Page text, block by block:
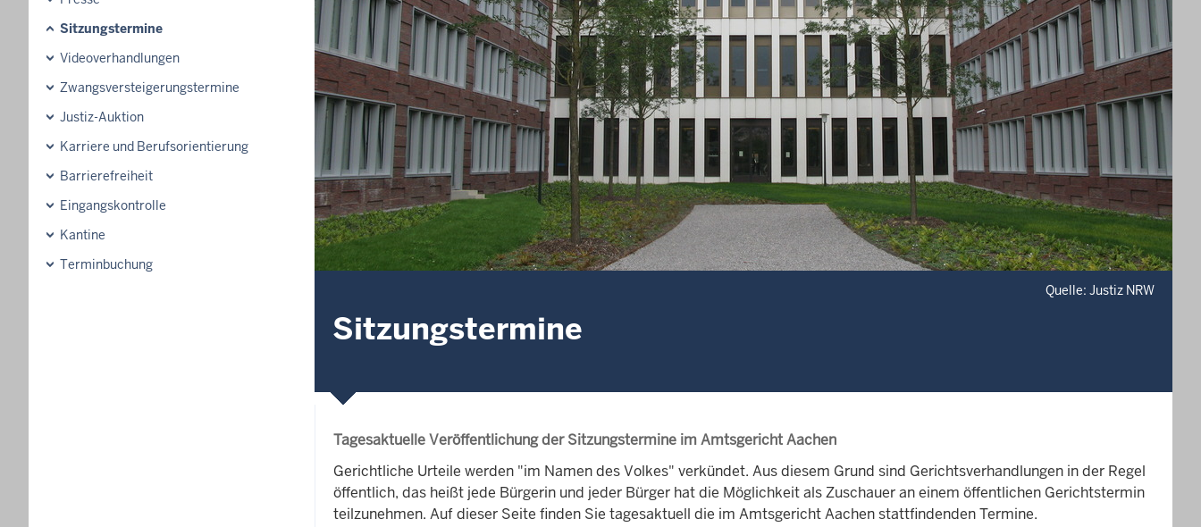
Sitzungstermine
Videoverhandlungen
Zwangsversteigerungs­termine
Justiz-Auktion
Karriere und Berufsorientierung
Barrierefreiheit
Eingangskontrolle
Kantine
Terminbuchung
Quelle: Justiz NRW
Sitzungstermine
Tagesaktuelle Veröffentlichung der Sitzungstermine im Amtsgericht Aachen
Gerichtliche Urteile werden "im Namen des Volkes" verkündet. Aus diesem Grund sind Gerichtsverhandlungen in der Regel
öffentlich, das heißt jede Bürgerin und jeder Bürger hat die Möglichkeit als Zuschauer an einem öffentlichen Gerichtstermin
teilzunehmen. Auf dieser Seite finden Sie tagesaktuell die im Amtsgericht Aachen stattfindenden Termine.